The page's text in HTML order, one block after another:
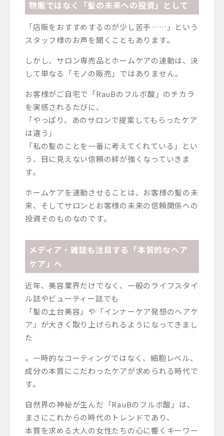
物販ではなく「髪の未来への投資」として
「店販をおすすめするのが少し苦手……」という
スタッフ様のお声を聞くこともあります。
しかし、サロン専売品とホームケアの連動は、決
して単なる「モノの販売」ではありません。
お客様がご自宅で「RauBのフルボ酸」のチカラ
を実感されるたびに、
「やっぱり、あのサロンで提案してもらったケア
は違う」
「私の髪のことを一番に考えてくれている」とい
う、目に見えない信頼の絆が強くなっていきま
す。
ホームケアを連動させることは、お客様の髪の未
来、そしてサロンとお客様の未来の信頼関係への
投資そのものなのです。
メディア・雑誌も注目する「本質的なヘア
ケア」へ
近年、美容業界だけでなく、一般のライフスタイ
ル誌やビューティー誌でも
「髪の土台美容」や「インナーケア発想のヘアケ
ア」が大きく取り上げられるようになってきまし
た
。一時的なコーティングではなく、細胞レベル、
成分の本質にこだわったケアが求められる時代で
す。
自然界の神秘が生んだ「RauBのフルボ酸」は、
まさにこれからの時代のトレンドであり、
本質を求める大人の女性たちの心に響くキーワー